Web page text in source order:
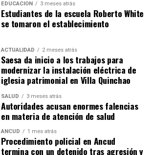
EDUCACIÓN 3 meses atrás
Estudiantes de la escuela Roberto White
se tomaron el establecimiento
ACTUALIDAD 2 meses atrás
Saesa da inicio a los trabajos para
modernizar la instalación eléctrica de
iglesia patrimonial en Villa Quinchao
SALUD 3 meses atrás
Autoridades acusan enormes falencias
en materia de atención de salud
ANCUD 1 mes atrás
Procedimiento policial en Ancud
termina con un detenido tras agresión y